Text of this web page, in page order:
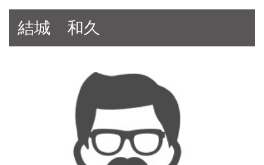
結城 和久